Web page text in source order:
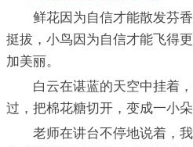
鲜花因为自信才能散发芬香
挺拔，小鸟因为自信才能飞得
加美丽。
白云在谌蓝的天空中挂着，
过，把棉花糖切开，变成一小朵
老师在讲台不停地说着，我